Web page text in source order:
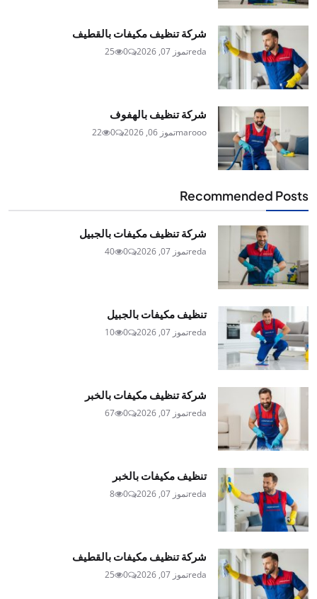
شركة تنظيف مكيفات بالقطيف
redaتموز 07, 2026 0
25
شركة تنظيف بالهفوف
maroooتموز 06, 2026 0
22
Recommended Posts
شركة تنظيف مكيفات بالجبيل
redaتموز 07, 2026 0
40
تنظيف مكيفات بالجبيل
redaتموز 07, 2026 0
10
شركة تنظيف مكيفات بالخبر
redaتموز 07, 2026 0
67
تنظيف مكيفات بالخبر
redaتموز 07, 2026 0
8
شركة تنظيف مكيفات بالقطيف
redaتموز 07, 2026 0
25